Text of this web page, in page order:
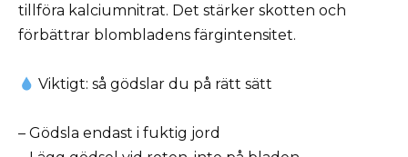
tillföra kalciumnitrat. Det stärker skotten och
förbättrar blombladens färgintensitet.
Viktigt: så gödslar du på rätt sätt
– Gödsla endast i fuktig jord